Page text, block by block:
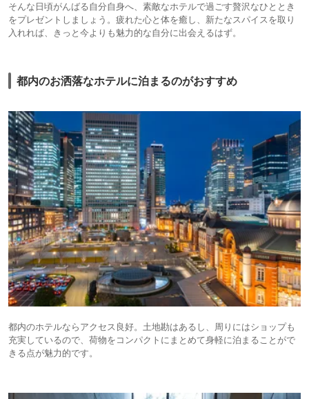
そんな日頃がんばる自分自身へ、素敵なホテルで過ごす贅沢なひととき
をプレゼントしましょう。疲れた心と体を癒し、新たなスパイスを取り
入れれば、きっと今よりも魅力的な自分に出会えるはず。
都内のお洒落なホテルに泊まるのがおすすめ
都内のホテルならアクセス良好。土地勘はあるし、周りにはショップも
充実しているので、荷物をコンパクトにまとめて身軽に泊まることがで
きる点が魅力的です。